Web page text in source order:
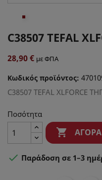
C38507 TEFAL
28,90 € με ΦΠΑ
Κωδικός προϊόντος:
C38507 TEFAL XLFORCE
Ποσότητα
 ΑΓΟΡΆ
 Παράδοση σε 1–3